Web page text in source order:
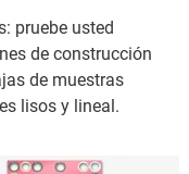
pruebe usted
de construcción
de muestras
lisos y lineal.